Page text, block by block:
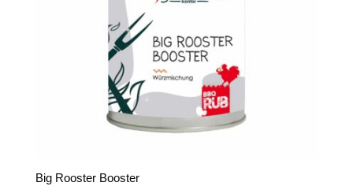
Big Rooster Booster